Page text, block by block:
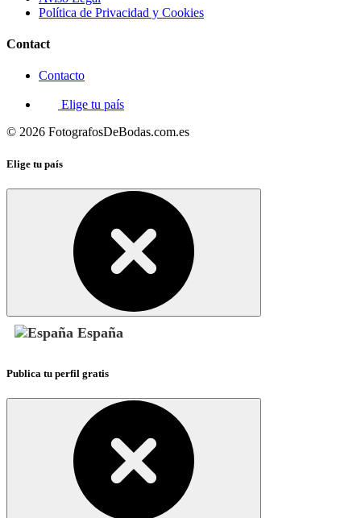
Política de Privacidad y Cookies
Contact
Contacto
Elige tu país
© 2026 FotografosDeBodas.com.es
Elige tu país
España
Publica tu perfil gratis